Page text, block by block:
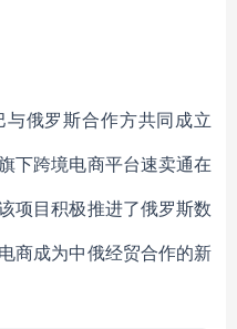
俄罗斯合作方共同成立
下跨境电商平台速卖通在
项目积极推进了俄罗斯数
商成为中俄经贸合作的新